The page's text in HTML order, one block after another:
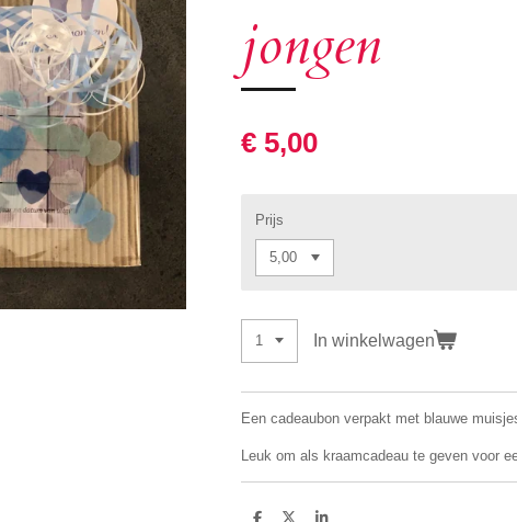
jongen
€ 5,00
Prijs
In winkelwagen
Een cadeaubon verpakt met blauwe
Leuk om als kraamcadeau te geven voor